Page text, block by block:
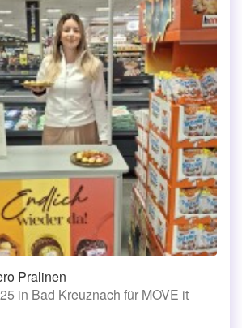
Pralinen
in Bad Kreuznach für MOVE it